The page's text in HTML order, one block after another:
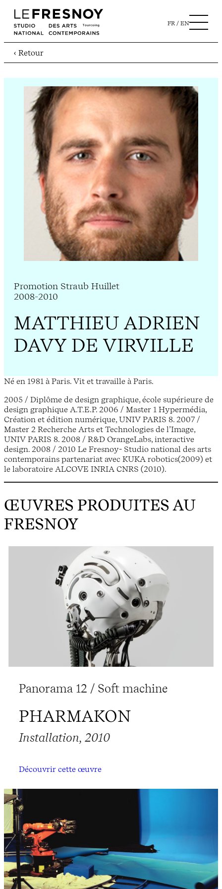
FR EN
‹ Retour
Promotion Straub Huillet
2008-2010
MATTHIEU ADRIEN
DAVY DE VIRVILLE
Né en 1981 à Paris. Vit et travaille à Paris.
2005 / Diplôme de design graphique, école supérieure de
design graphique A.T.E.P. 2006 / Master 1 Hypermédia,
Création et édition numérique, UNIV PARIS 8. 2007 /
Master 2 Recherche Arts et Technologies de l’Image,
UNIV PARIS 8. 2008 / R&D OrangeLabs, interactive
design. 2008 / 2010 Le Fresnoy- Studio national des arts
contemporains partenariat avec KUKA robotics(2009) et
le laboratoire ALCOVE INRIA CNRS (2010).
ŒUVRES PRODUITES AU
FRESNOY
Panorama 12 / Soft machine
PHARMAKON
Installation, 2010
Découvrir cette œuvre